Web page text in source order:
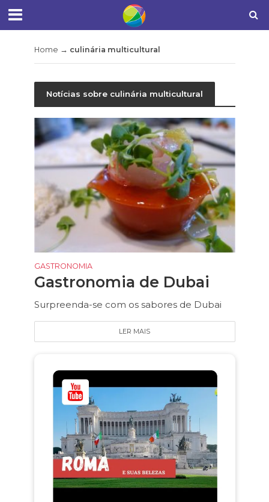
Home → culinária multicultural
Notícias sobre culinária multicultural
GASTRONOMIA
Gastronomia de Dubai
Surpreenda-se com os sabores de Dubai
LER MAIS